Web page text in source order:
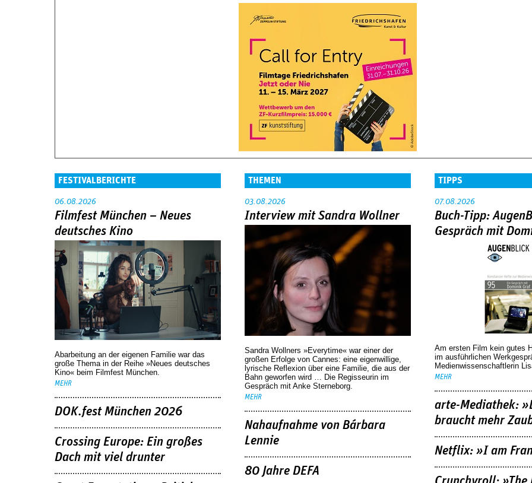
FESTIVALBERICHTE
06.08.2026
Filmfest München – Neues
deutsches Kino
Abarbeitung an der eigenen Familie war das
große Thema in der Reihe »Neues deutsches
Kino« beim Filmfest München.
MEHR
DOK.fest München 2026
Crossing Europe: Ein großes
Dach mit viel drunter
THEMEN
03.08.2026
Interview mit Sandra Wollner
Sandra Wollners »Everytime« war einer der
großen Erfolge von Cannes: eine eigenwillige,
lyrische Reflexion über eine ­Familie, die aus der
Bahn geworfen wird … Die Regisseurin im
Gespräch mit Anke Sterneborg.
MEHR
Nahaufnahme von Bárbara
Lennie
80 Jahre DEFA
TIPPS
07.08.2026
Buch-Tipp:
Gespräch mit
Am ersten Film kein gutes
im ausführlichen
Medienwissenschaftlerin
MEHR
arte-Mediathek:
braucht mehr
Netflix: »I am